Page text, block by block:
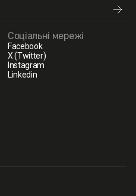
Соціальні мережі
Facebook
X (Twitter)
Instagram
Linkedin